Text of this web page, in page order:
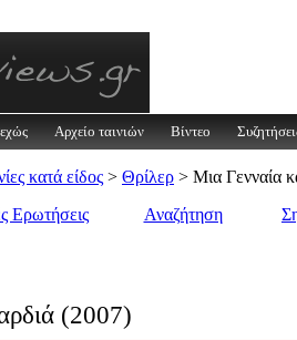
Αρχείο ταινιών Βίντεο
κατά είδος > Θρίλερ > Μια Γενναία
Ερωτήσεις Αναζήτηση
(2007)